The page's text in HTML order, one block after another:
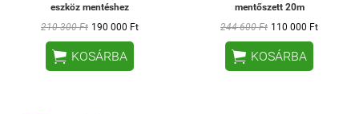
eszköz mentéshez
210 300 Ft 190 000 Ft
 KOSÁRBA
mentőszett 20m
244 600 Ft 110 000 Ft
 KOSÁRBA